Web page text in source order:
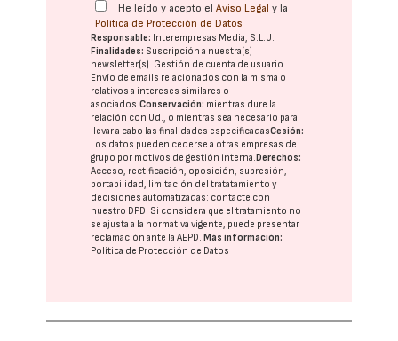
He leído y acepto elAviso Legal y la
Política de Protección de Datos
Responsable: Interempresas Media, S.L.U.
Finalidades: Suscripción a nuestra(s)
newsletter(s). Gestión de cuenta de usuario.
Envío de emails relacionados con la misma o
relativos a intereses similares o
asociados.Conservación: mientras dure la
relación con Ud., o mientras sea necesario para
llevar a cabo las finalidades especificadasCesión:
Los datos pueden cederse a otras empresas del
grupo por motivos de gestión interna.Derechos:
Acceso, rectificación, oposición, supresión,
portabilidad, limitación del tratatamiento y
decisiones automatizadas: contacte con
nuestro DPD. Si considera que el tratamiento no
se ajusta a la normativa vigente, puede presentar
reclamación ante laAEPD.Más información:
Política de Protección de Datos